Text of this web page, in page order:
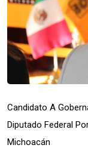
Candidato A
Diputado Federal
Michoacán